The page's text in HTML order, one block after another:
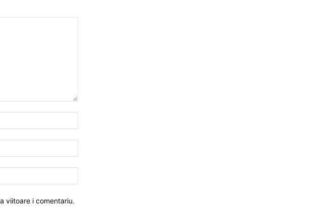
viitoare i comentariu.